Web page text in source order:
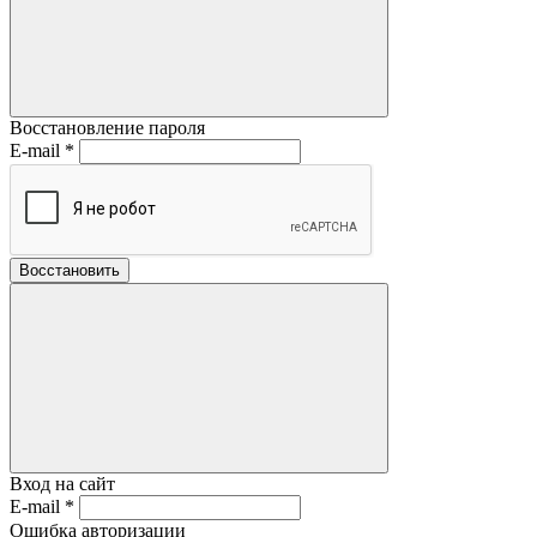
Восстановление пароля
E-mail *
Восстановить
Вход на сайт
E-mail *
Ошибка авторизации